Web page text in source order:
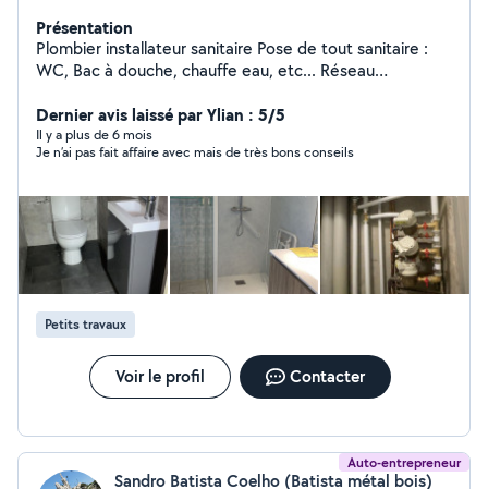
Présentation
Plombier installateur sanitaire Pose de tout sanitaire :
WC, Bac à douche, chauffe eau, etc... Réseau
carrelage avec sanitaire si besoin. Réseau d'évacuation,
vide sanitaire ... Réseau de gaz, du compteur a la
chaudière. N'hésitez pas à me contacter pour
délais. 7sur7 24h/24h Devis gratuit
Dernier avis laissé par Ylian : 5/5
Il y a plus de 6 mois
Je n’ai pas fait affaire avec mais de très bons conseils
Petits travaux
Voir le profil Contacter
Auto-entrepreneur
Sandro Batista Coelho (Batista métal bois)